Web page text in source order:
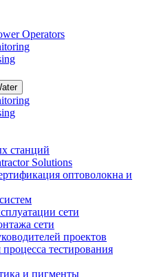
Operators
станций
Solutions
оптоволокна и
сети
сети
проектов
тестирования
и пигменты